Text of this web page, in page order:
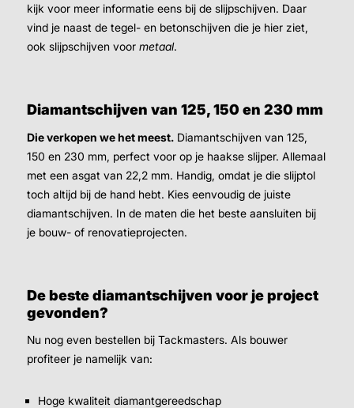
kijk voor meer informatie eens bij de slijpschijven. Daar
vind je naast de tegel- en betonschijven die je hier ziet,
ook slijpschijven voor metaal.
Diamantschijven van 125, 150 en 230 mm
Die verkopen we het meest. Diamantschijven van 125,
150 en 230 mm, perfect voor op je haakse slijper. Allemaal
met een asgat van 22,2 mm. Handig, omdat je die slijptol
toch altijd bij de hand hebt. Kies eenvoudig de juiste
diamantschijven. In de maten die het beste aansluiten bij
je bouw- of renovatieprojecten.
De beste diamantschijven voor je project
gevonden?
Nu nog even bestellen bij Tackmasters. Als bouwer
profiteer je namelijk van:
Hoge kwaliteit diamantgereedschap